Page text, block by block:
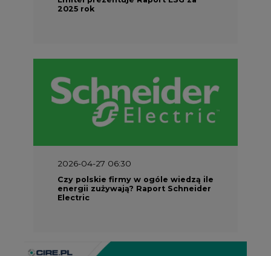
2025 rok
2026-04-27 06:30
Czy polskie firmy w ogóle wiedzą ile
energii zużywają? Raport Schneider
Electric